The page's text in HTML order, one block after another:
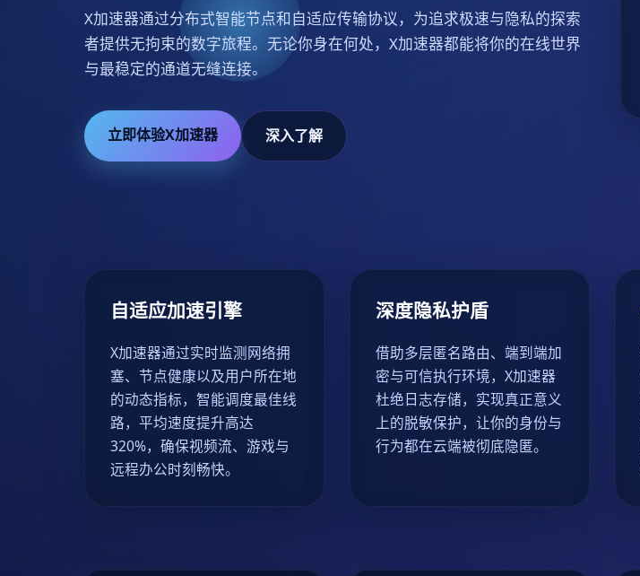
X加速器通过分布式智能节点和自适应传输协议，为追求极速与隐私的探索
者提供无拘束的数字旅程。无论你身在何处，X加速器都能将你的在线世界
与最稳定的通道无缝连接。
立即体验X加速器 深入了解
自适应加速引擎
X加速器通过实时监测网络拥
塞、节点健康以及用户所在地
的动态指标，智能调度最佳线
路，平均速度提升高达
320%，确保视频流、游戏与
远程办公时刻畅快。
深度隐私护盾
借助多层匿名路由、端到端加
密与可信执行环境，X加速器
杜绝日志存储，实现真正意义
上的脱敏保护，让你的身份与
行为都在云端被彻底隐匿。